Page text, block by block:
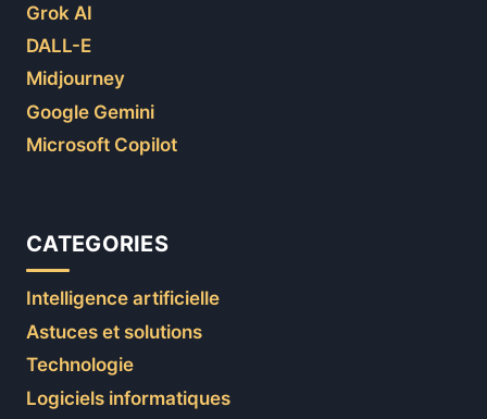
Grok AI
DALL-E
Midjourney
Google Gemini
Microsoft Copilot
CATEGORIES
Intelligence artificielle
Astuces et solutions
Technologie
Logiciels informatiques